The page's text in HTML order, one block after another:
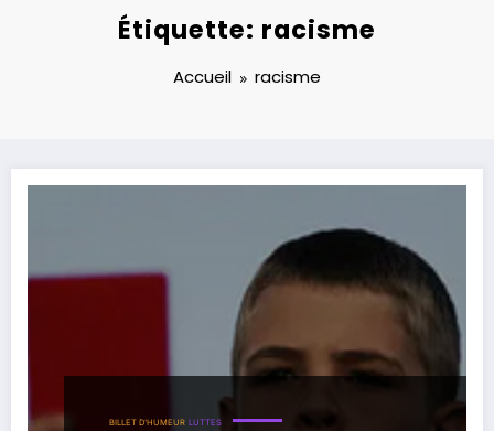
Étiquette: racisme
Accueil racisme
BILLET D'HUMEUR LUTTES